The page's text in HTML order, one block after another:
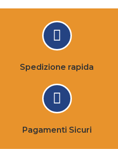
Spedizione rapida
Pagamenti Sicuri